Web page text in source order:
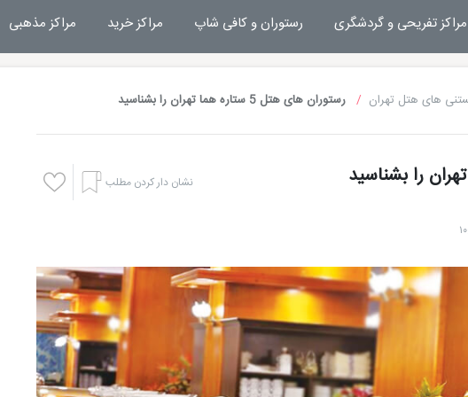
مراکز تفریحی و گردشگری رستوران و کافی شاپ مراکز خرید مراکز مذهبی
های هتل تهران رستوران های هتل 5 ستاره هما تهران را بشناسید
نشان دار کردن مطلب